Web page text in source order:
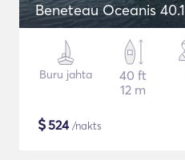
Beneteau Oceanis 40.1
Buru jahta
40 ft
12 m
$524/nakts